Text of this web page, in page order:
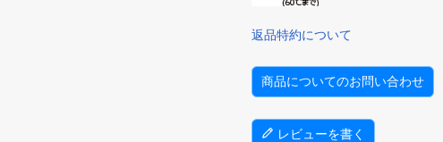
返品特約について
商品についてのお問い合わせ
レビューを書く